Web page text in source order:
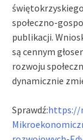
społeczno-
publikacji.
są cennym
rozwoju
dynamicznie
Sprawdź:https://